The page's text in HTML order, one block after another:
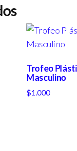
Trofeo
Masculino
$1.000